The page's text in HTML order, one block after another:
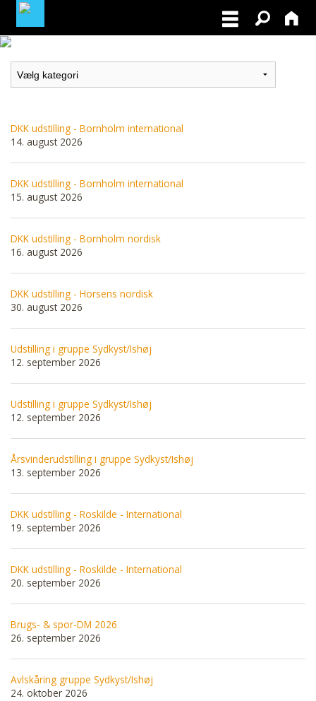
MEDLEMSLOGIN
DKK udstilling - Bornholm international
14. august 2026
DKK udstilling - Bornholm international
15. august 2026
DKK udstilling - Bornholm nordisk
16. august 2026
DKK udstilling - Horsens nordisk
30. august 2026
Udstilling i gruppe Sydkyst/Ishøj
12. september 2026
Udstilling i gruppe Sydkyst/Ishøj
12. september 2026
Årsvinderudstilling i gruppe Sydkyst/Ishøj
13. september 2026
DKK udstilling - Roskilde - International
19. september 2026
DKK udstilling - Roskilde - International
20. september 2026
Brugs- & spor-DM 2026
26. september 2026
Avlskåring gruppe Sydkyst/Ishøj
24. oktober 2026